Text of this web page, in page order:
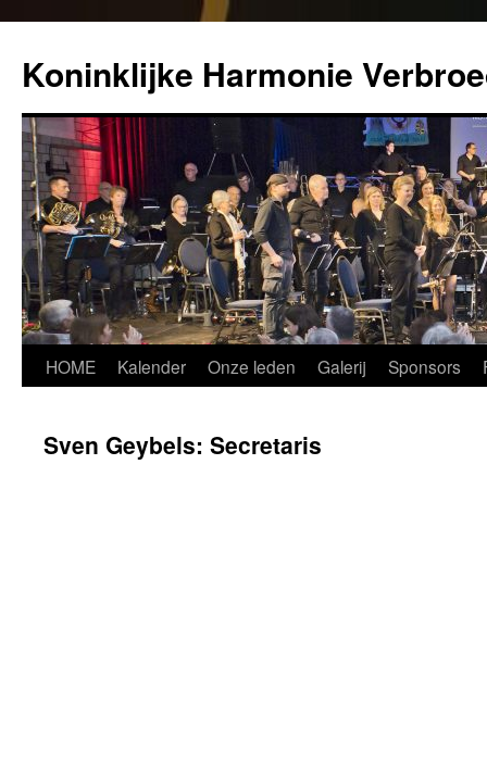
Koninklijke Harmonie
Spring
inhoud
HOME Kalender Onze leden Galerij Sponsors
Sven Geybels: Secretaris